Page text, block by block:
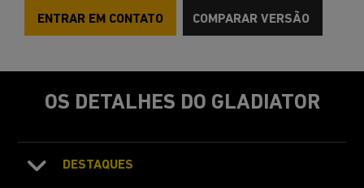
ENTRAR EM CONTATO COMPARAR VERSÃO
OS DETALHES DO GLADIATOR
DESTAQUES